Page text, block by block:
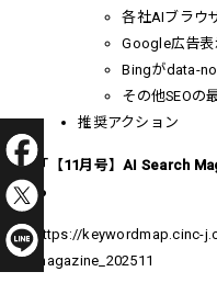
各社AIブラウ
Google広告表
Bingがdata-
その他SEOの
推奨アクション
「【11月号】AI Search
ら
https://keywordmap.cinc-
magazine_202511